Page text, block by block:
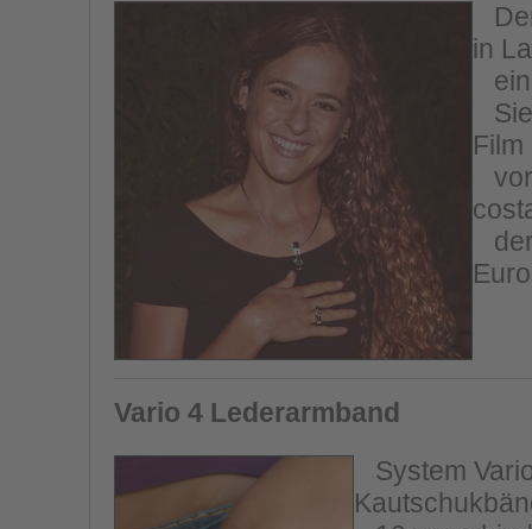
in
ein
Vario 4 Lederarmband
System